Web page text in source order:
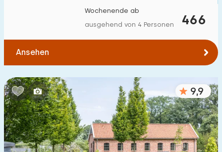
466
Wochenende ab
ausgehend von 4 Personen
Ansehen
9,9